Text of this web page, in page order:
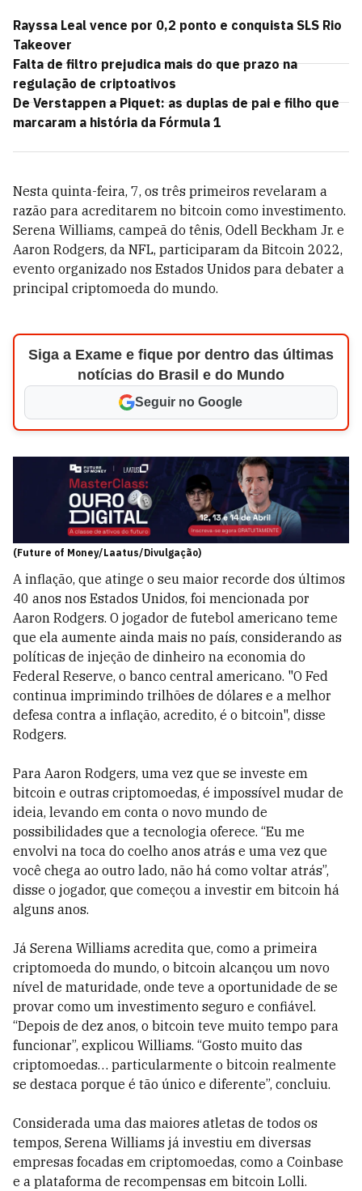
Rayssa Leal vence por 0,2 ponto e conquista SLS Rio
Takeover
Falta de filtro prejudica mais do que prazo na
regulação de criptoativos
De Verstappen a Piquet: as duplas de pai e filho que
marcaram a história da Fórmula 1
Nesta quinta-feira, 7, os três primeiros revelaram a
razão para acreditarem no bitcoin como investimento.
Serena Williams, campeã do tênis, Odell Beckham Jr. e
Aaron Rodgers, da NFL, participaram da Bitcoin 2022,
evento organizado nos Estados Unidos para debater a
principal criptomoeda do mundo.
Siga a Exame e fique por dentro das últimas
notícias do Brasil e do Mundo
Seguir no Google
(Future of Money/Laatus/Divulgação)
A inflação, que atinge o seu maior recorde dos últimos
40 anos nos Estados Unidos, foi mencionada por
Aaron Rodgers. O jogador de futebol americano teme
que ela aumente ainda mais no país, considerando as
políticas de injeção de dinheiro na economia do
Federal Reserve, o banco central americano. "O Fed
continua imprimindo trilhões de dólares e a melhor
defesa contra a inflação, acredito, é o bitcoin", disse
Rodgers.
Para Aaron Rodgers, uma vez que se investe em
bitcoin e outras criptomoedas, é impossível mudar de
ideia, levando em conta o novo mundo de
possibilidades que a tecnologia oferece. “Eu me
envolvi na toca do coelho anos atrás e uma vez que
você chega ao outro lado, não há como voltar atrás”,
disse o jogador, que começou a investir em bitcoin há
alguns anos.
Já Serena Williams acredita que, como a primeira
criptomoeda do mundo, o bitcoin alcançou um novo
nível de maturidade, onde teve a oportunidade de se
provar como um investimento seguro e confiável.
“Depois de dez anos, o bitcoin teve muito tempo para
funcionar”, explicou Williams. “Gosto muito das
criptomoedas… particularmente o bitcoin realmente
se destaca porque é tão único e diferente”, concluiu.
Considerada uma das maiores atletas de todos os
tempos, Serena Williams já investiu em diversas
empresas focadas em criptomoedas, como a Coinbase
e a plataforma de recompensas em bitcoin Lolli.